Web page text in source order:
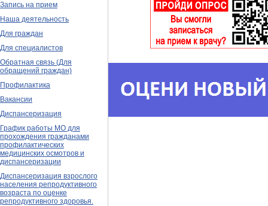
Запись на прием
Наша деятельность
Для граждан
Для специалистов
Обратная связь (Для
обращений граждан)
Профилактика
Вакансии
Диспансеризация
График работы МО для
прохождения гражданами
профилактических
медицинских осмотров и
диспансеризации
Диспансеризация взрослого
населения репродуктивного
возраста по оценке
репродуктивного здоровья.